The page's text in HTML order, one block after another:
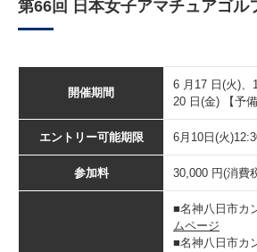
第66回 日本女子アマチュアゴル
開催期間
6 月17 日(火)、
20 日(金) 【予
エントリー可能期限 6月10日(火
参加料 30,000 円(消費
■名神八日市カ
ムページ
■名神八日市